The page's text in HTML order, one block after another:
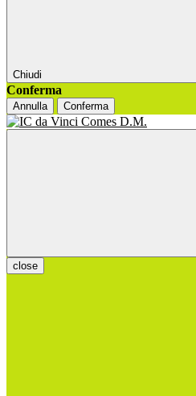
Chiudi
Conferma
Annulla Conferma
close